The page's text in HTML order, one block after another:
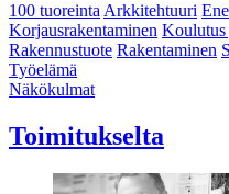
100 tuoreintaArkkitehtuuri
Korjausrakentaminen Koulutus
Rakennustuote Rakentaminen
Työelämä
Näkökulmat
Toimitukselta